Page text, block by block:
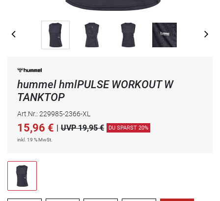
hummel hmlPULSE WORKOUT W
TANKTOP
Art.Nr.: 229985-2366-XL
15,96 € | UVP 19,95 € DU SPARST 20%
inkl. 19 % MwSt.